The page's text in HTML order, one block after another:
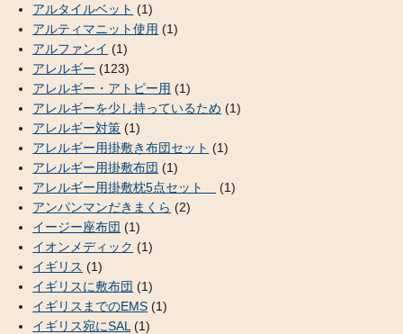
アルタイルベット (1)
アルティマニット使用 (1)
アルファンイ (1)
アレルギー (123)
アレルギー・アトピー用 (1)
アレルギーを少し持っているため (1)
アレルギー対策 (1)
アレルギー用掛敷き布団セット (1)
アレルギー用掛敷布団 (1)
アレルギー用掛敷枕5点セット
(1)
アンパンマンだきまくら (2)
イージー座布団 (1)
イオンメディック (1)
イギリス (1)
イギリスに敷布団 (1)
イギリスまでのEMS (1)
イギリス宛にSAL (1)